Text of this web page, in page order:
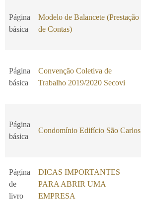
Página
básica
Modelo de Balancete (Prestação
de Contas)
Página
básica
Convenção Coletiva de
Trabalho 2019/2020 Secovi
Página
básica
Condomínio Edifício São Carlos
Página
de
livro
DICAS IMPORTANTES
PARA ABRIR UMA
EMPRESA